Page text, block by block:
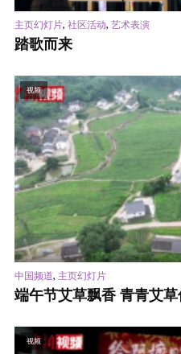
主页幻灯片, 社区活动, 艺术表演
踏歌而来
视频
中国频道, 主页幻灯片
端午节艾草飘香 青青艾
视频